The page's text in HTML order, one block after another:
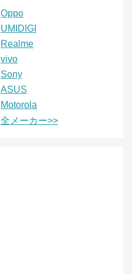
Oppo
UMIDIGI
Realme
vivo
Sony
ASUS
Motorola
全メーカー>>